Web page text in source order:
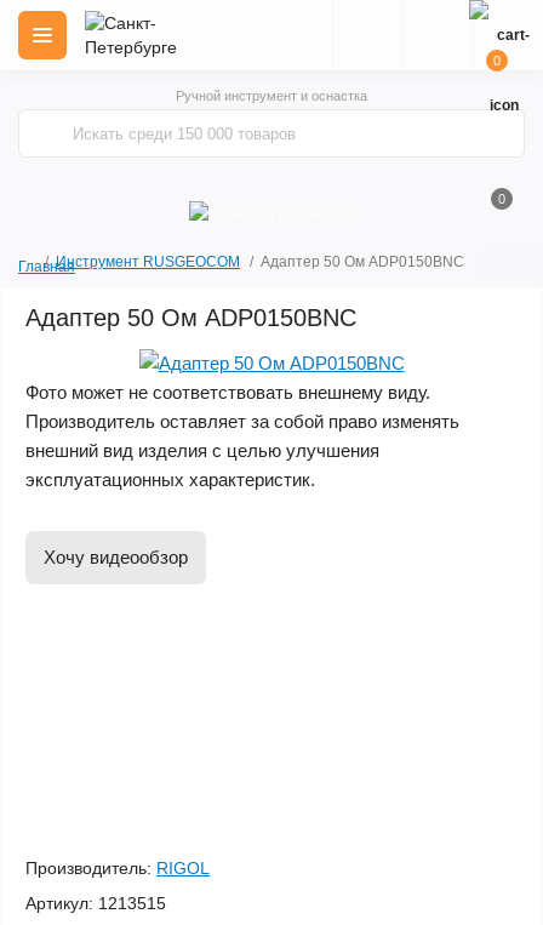
Ручной инструмент и оснастка
0
0
ГлавнаяИнструмент RUSGEOCOM Адаптер 50 Ом ADP0150BNC
Адаптер 50 Ом ADP0150BNC
Фото может не соответствовать внешнему виду.
Производитель оставляет за собой право изменять
внешний вид изделия с целью улучшения
эксплуатационных характеристик.
Хочу видеообзор
Производитель: RIGOL
Артикул: 1213515